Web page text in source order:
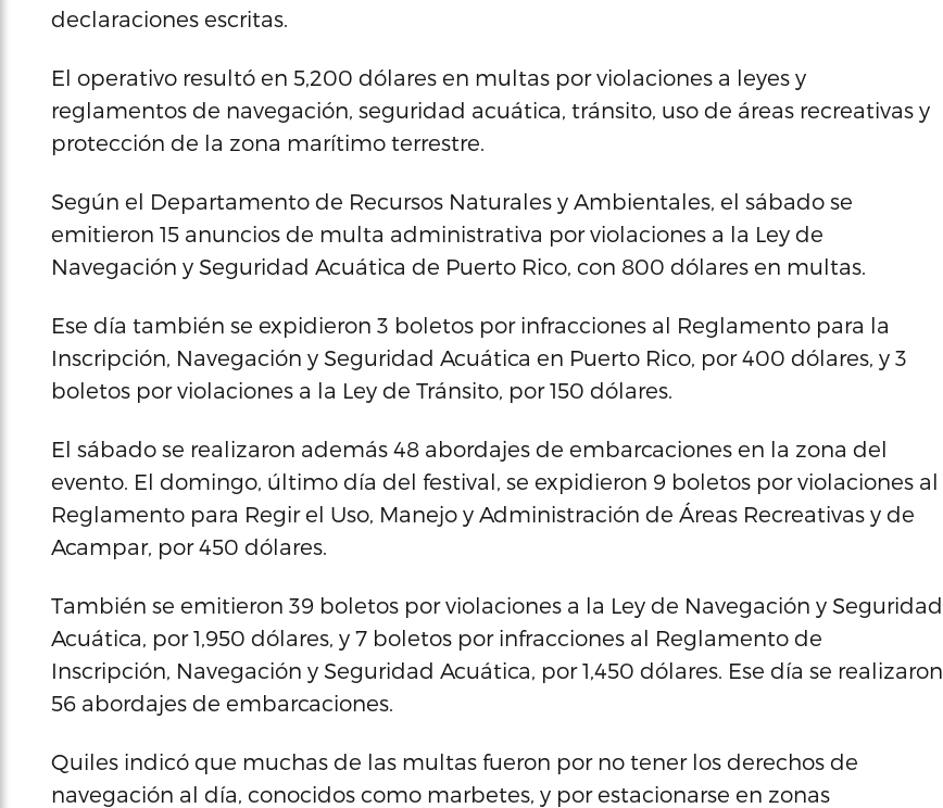
declaraciones escritas.
El operativo resultó en 5,200 dólares en multas por violaciones a leyes y
reglamentos de navegación, seguridad acuática, tránsito, uso de áreas recreativas y
protección de la zona marítimo terrestre.
Según el Departamento de Recursos Naturales y Ambientales, el sábado se
emitieron 15 anuncios de multa administrativa por violaciones a la Ley de
Navegación y Seguridad Acuática de Puerto Rico, con 800 dólares en multas.
Ese día también se expidieron 3 boletos por infracciones al Reglamento para la
Inscripción, Navegación y Seguridad Acuática en Puerto Rico, por 400 dólares, y 3
boletos por violaciones a la Ley de Tránsito, por 150 dólares.
El sábado se realizaron además 48 abordajes de embarcaciones en la zona del
evento. El domingo, último día del festival, se expidieron 9 boletos por violaciones al
Reglamento para Regir el Uso, Manejo y Administración de Áreas Recreativas y de
Acampar, por 450 dólares.
También se emitieron 39 boletos por violaciones a la Ley de Navegación y Seguridad
Acuática, por 1,950 dólares, y 7 boletos por infracciones al Reglamento de
Inscripción, Navegación y Seguridad Acuática, por 1,450 dólares. Ese día se realizaron
56 abordajes de embarcaciones.
Quiles indicó que muchas de las multas fueron por no tener los derechos de
navegación al día, conocidos como marbetes, y por estacionarse en zonas